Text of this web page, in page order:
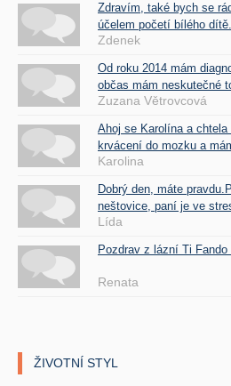
Zdravím, také bych se
účelem početí bílého
Zdenek
Od roku 2014 mám
občas mám neskutečné
Zuzana Větrovcová
Ahoj se Karolína a
krvácení do mozku a
Karolina
Dobrý den, máte
neštovice, paní je ve
Lída
Pozdrav z lázní Ti
Renata
ŽIVOTNÍ STYL